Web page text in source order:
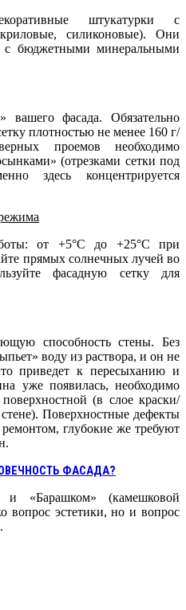
штукатурки с
силиконовые). Они
с бюджетными минеральными
вашего фасада. Обязательно
плотностью не менее 160 г/
проемов необходимо
(отрезками сетки под
здесь концентрируется
от +5°C до +25°C при
прямых солнечных лучей во
фасадную сетку для
способность стены. Без
воду из раствора, и он не
приведет к пересыханию и
уже появилась, необходимо
(в слое краски/
Поверхностные дефекты
глубокие же требуют
ФАСАДА?
«Барашком» (камешковой
вопрос эстетики, но и вопрос